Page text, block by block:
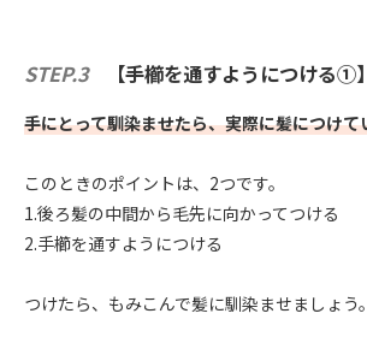
STEP.3 【手櫛を通すようにつける➀
手にとって馴染ませたら、実際に髪につけて
このときのポイントは、2つです。
1.後ろ髪の中間から毛先に向かってつける
2.手櫛を通すようにつける
つけたら、もみこんで髪に馴染ませましょう。